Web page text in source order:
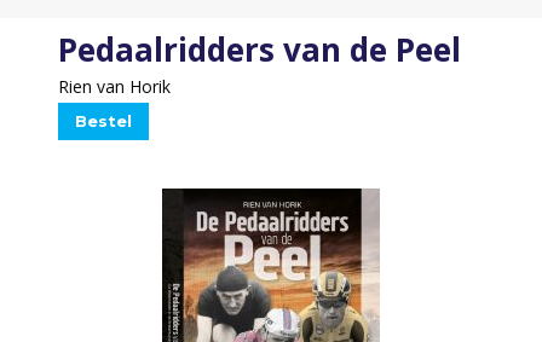
Pedaalridders van de Peel
Rien van Horik
Bestel